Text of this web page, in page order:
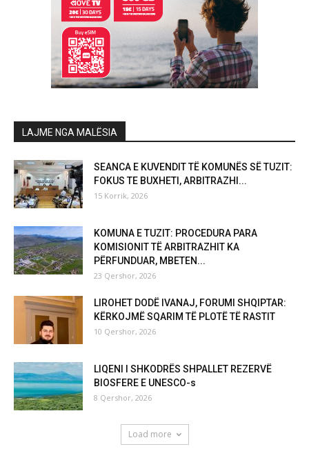
LAJME NGA MALËSIA
SEANCA E KUVENDIT TË KOMUNËS SË TUZIT:
FOKUS TE BUXHETI, ARBITRAZHI...
15 Korrik, 2026
KOMUNA E TUZIT: PROCEDURA PARA
KOMISIONIT TË ARBITRAZHIT KA
PËRFUNDUAR, MBETEN...
23 Qershor, 2026
LIROHET DODË IVANAJ, FORUMI SHQIPTAR:
KËRKOJMË SQARIM TË PLOTË TË RASTIT
10 Qershor, 2026
LIQENI I SHKODRËS SHPALLET REZERVË
BIOSFERE E UNESCO-s
8 Qershor, 2026
Load more